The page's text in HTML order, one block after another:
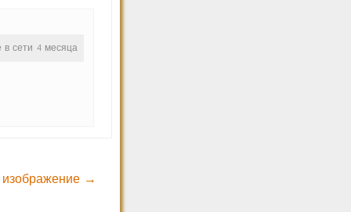
в сети 4 месяца
→